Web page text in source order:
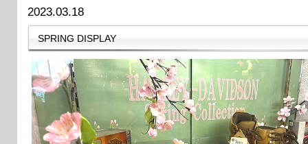
2023.03.18
SPRING DISPLAY